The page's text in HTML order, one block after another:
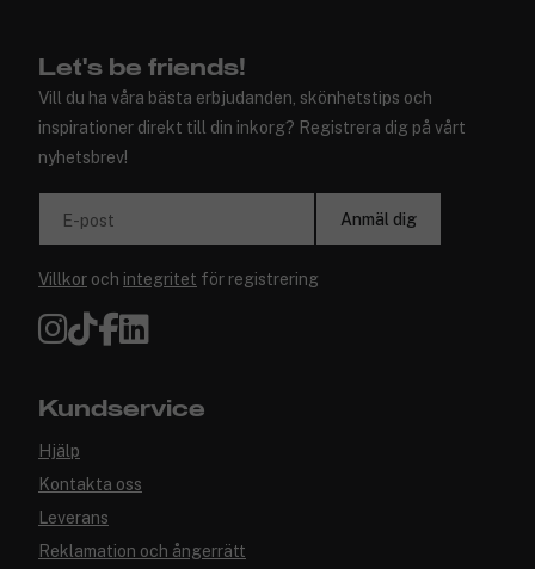
Let's be friends!
Vill du ha våra bästa erbjudanden, skönhetstips och
inspirationer direkt till din inkorg? Registrera dig på vårt
nyhetsbrev!
E-post Anmäl dig
Villkor och integritet för registrering
Kundservice
Hjälp
Kontakta oss
Leverans
Reklamation och ångerrätt